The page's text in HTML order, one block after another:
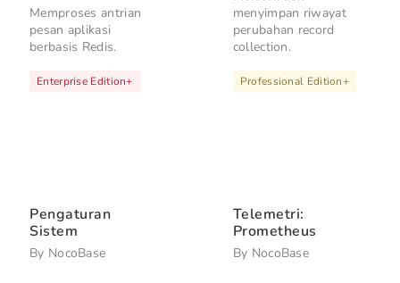
Memproses antrian
pesan aplikasi
berbasis Redis.
Enterprise Edition+
menyimpan riwayat
perubahan record
collection.
Professional Edition+
Pengaturan
Sistem
By NocoBase
Telemetri:
Prometheus
By NocoBase